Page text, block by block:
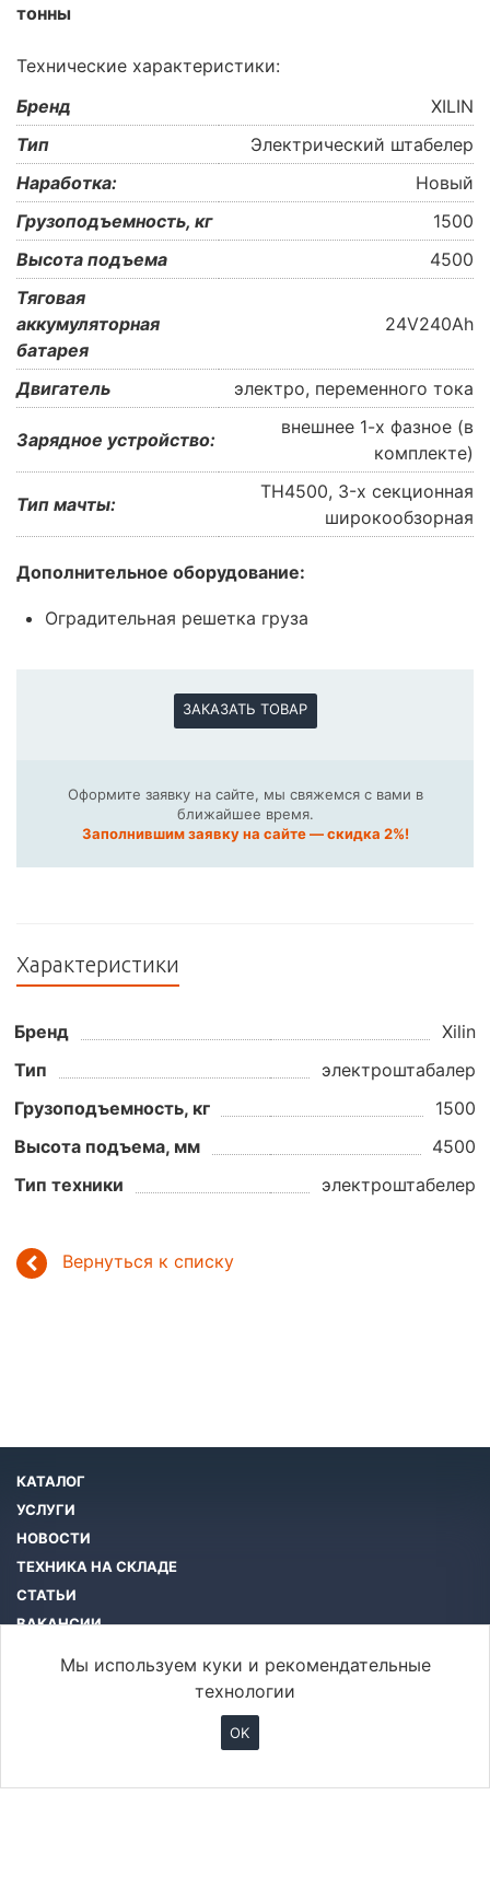
тонны
Технические характеристики:
Бренд
XILIN
Тип
Электрический штабелер
Наработка:
Новый
Грузоподъемность, кг
1500
Высота подъема
4500
Тяговая
аккумуляторная
батарея
24V240Ah
Двигатель электро, переменного тока
Зарядное устройство:
внешнее 1-х фазное (в
комплекте)
Тип мачты:
TH4500, 3-х секционная
широкообзорная
Дополнительное оборудование:
Оградительная решетка груза
ЗАКАЗАТЬ ТОВАР
Оформите заявку на сайте, мы свяжемся с вами в
ближайшее время.
Заполнившим заявку на сайте — скидка 2%!
Характеристики
Бренд
Xilin
Тип
электроштабалер
Грузоподъемность, кг
1500
Высота подъема, мм
4500
Тип техники
электроштабелер
Вернуться к списку
КАТАЛОГ
УСЛУГИ
НОВОСТИ
ТЕХНИКА НА СКЛАДЕ
СТАТЬИ
ВАКАНСИИ
Мы используем куки и рекомендательные
технологии
OK